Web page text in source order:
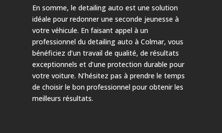
En somme, le detailing auto est une solution
idéale pour redonner une seconde jeunesse à
votre véhicule. En faisant appel à un
professionnel du detailing auto à Colmar, vous
bénéficiez d’un travail de qualité, de résultats
exceptionnels et d’une protection durable pour
votre voiture. N’hésitez pas à prendre le temps
de choisir le bon professionnel pour obtenir les
meilleurs résultats.